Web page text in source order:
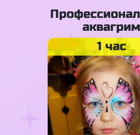
аквагрим
1 час